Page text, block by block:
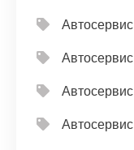
Автосервис
Автосервис
Автосервис
Автосервис